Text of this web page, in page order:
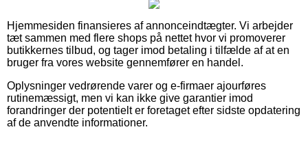
Hjemmesiden finansieres af annonceindtægter. Vi arbejder
tæt sammen med flere shops på nettet hvor vi promoverer
butikkernes tilbud, og tager imod betaling i tilfælde af at en
bruger fra vores website gennemfører en handel.
Oplysninger vedrørende varer og e-firmaer ajourføres
rutinemæssigt, men vi kan ikke give garantier imod
forandringer der potentielt er foretaget efter sidste opdatering
af de anvendte informationer.